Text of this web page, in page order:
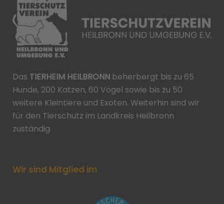
Das TIERHEIM HEILBRONN beherbergt bis zu 65
Hunde, 200 Katzen, 60 Vögel sowie bis zu 50
weitere Kleintiere und Exoten. Weiterhin sind wir
für den Tierschutz im Landkreis Heilbronn
zuständig.
Wir sind Mitglied im